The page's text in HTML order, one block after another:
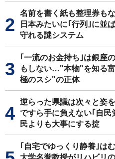
名前を書く紙も整理券も
日本みたいに｢行列｣に並
守れる謎システム
｢一流のお金持ち｣は銀座
もしない…"本物"を知る
極のスシ"の正体
逆らった県議は次々と姿
ですら手に負えない｢自民
民よりも大事にする掟
｢自宅でゆっくり静養｣は
大学名誉教授がリハビリ